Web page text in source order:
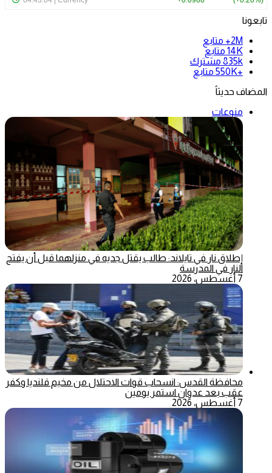
تابعونا
2M+
متابع
14K متابع
835k مشترك
+550K
متابع
المضاف حديثاً
منوعات
إطلاق نار في تايلاند: طالب يقتل جديه في منزلهما قبل أن يفتح
النار في المدرسة
7 أغسطس، 2026
محافظة القدس: انسحاب قوات الاحتلال من مخيم قلنديا وكفر
عقب بعد عدوان استمر يومين
7 أغسطس، 2026